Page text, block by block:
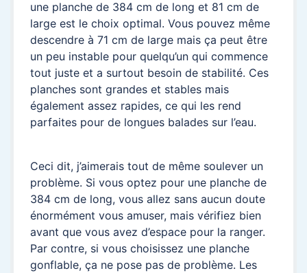
une planche de 384 cm de long et 81 cm de
large est le choix optimal. Vous pouvez même
descendre à 71 cm de large mais ça peut être
un peu instable pour quelqu’un qui commence
tout juste et a surtout besoin de stabilité. Ces
planches sont grandes et stables mais
également assez rapides, ce qui les rend
parfaites pour de longues balades sur l’eau.
Ceci dit, j’aimerais tout de même soulever un
problème. Si vous optez pour une planche de
384 cm de long, vous allez sans aucun doute
énormément vous amuser, mais vérifiez bien
avant que vous avez d’espace pour la ranger.
Par contre, si vous choisissez une planche
gonflable, ça ne pose pas de problème. Les